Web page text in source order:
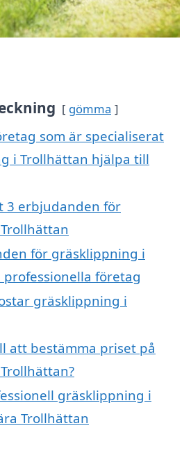
gömma
som är specialiserat
i Trollhättan hjälpa till
3 erbjudanden för
för gräsklippning i
företag
gräsklippning i
att bestämma priset på
gräsklippning i
Trollhättan